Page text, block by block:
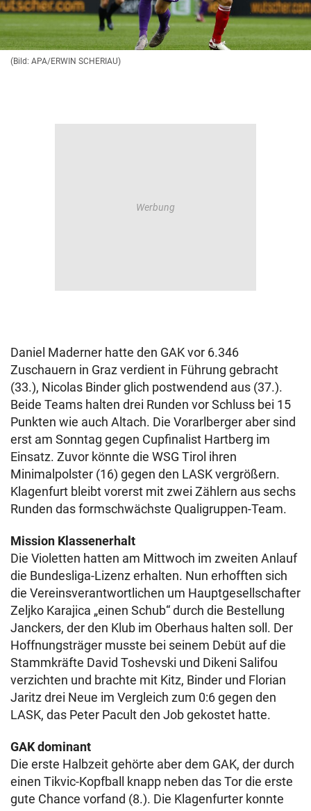
(Bild: APA/ERWIN SCHERIAU)
Daniel Maderner hatte den GAK vor 6.346
Zuschauern in Graz verdient in Führung gebracht
(33.), Nicolas Binder glich postwendend aus (37.).
Beide Teams halten drei Runden vor Schluss bei 15
Punkten wie auch Altach. Die Vorarlberger aber sind
erst am Sonntag gegen Cupfinalist Hartberg im
Einsatz. Zuvor könnte die WSG Tirol ihren
Minimalpolster (16) gegen den LASK vergrößern.
Klagenfurt bleibt vorerst mit zwei Zählern aus sechs
Runden das formschwächste Qualigruppen-Team.
Mission Klassenerhalt
Die Violetten hatten am Mittwoch im zweiten Anlauf
die Bundesliga-Lizenz erhalten. Nun erhofften sich
die Vereinsverantwortlichen um Hauptgesellschafter
Zeljko Karajica „einen Schub“ durch die Bestellung
Janckers, der den Klub im Oberhaus halten soll. Der
Hoffnungsträger musste bei seinem Debüt auf die
Stammkräfte David Toshevski und Dikeni Salifou
verzichten und brachte mit Kitz, Binder und Florian
Jaritz drei Neue im Vergleich zum 0:6 gegen den
LASK, das Peter Pacult den Job gekostet hatte.
GAK dominant
Die erste Halbzeit gehörte aber dem GAK, der durch
einen Tikvic-Kopfball knapp neben das Tor die erste
gute Chance vorfand (8.). Die Klagenfurter konnte